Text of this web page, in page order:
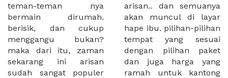
teman-teman nya
bermain dirumah.
berisik, dan cukup
menggangu bukan?
maka dari itu, zaman
sekarang ini arisan
sudah sangat populer
arisan.. dan semuanya
akan muncul di layar
hape ibu. pilihan-pilihan
tempat yang sesuai
dengan pilihan paket
dan juga harga yang
ramah untuk kantong